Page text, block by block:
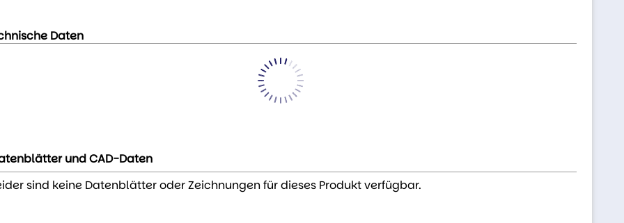
Daten
und CAD-Daten
sind keine Datenblätter oder Zeichnungen für dieses Produkt verfügbar.